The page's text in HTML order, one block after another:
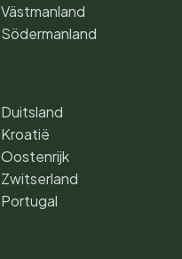
Västmanland
Södermanland
Duitsland
Kroatië
Oostenrijk
Zwitserland
Portugal